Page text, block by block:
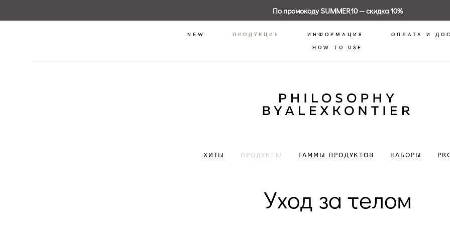
По промокоду SUMMER10 — скидка 10%
NEW ПРОДУКЦИЯ ИНФОРМАЦИЯ
ОПЛАТА И
HOW TO USE
ХИТЫ ПРОДУКТЫ ГАММЫ ПРОДУКТОВ НАБОРЫ
Уход за телом